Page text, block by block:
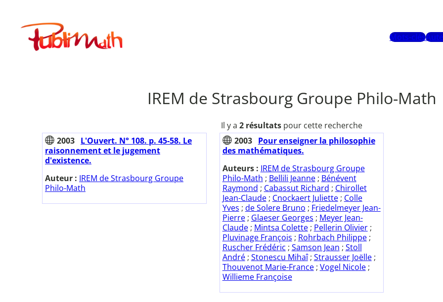
contenuPublimath
Mots-clés
IREM de Strasbourg Groupe Philo-Math
Il y a 2 résultats pour cette recherche
2003 L'Ouvert. N° 108. p. 45-58. Le
raisonnement et le jugement
d'existence.
Auteur : IREM de Strasbourg Groupe
Philo-Math
2003
Pour enseigner la philosophie
des mathématiques.
Auteurs : IREM de Strasbourg Groupe
Philo-Math ; Bellili Jeanne; Bénévent
Raymond ; Cabassut Richard ; Chirollet
Jean-Claude; Cnockaert Juliette; Colle
Yves ; de Solere Bruno ; Friedelmeyer Jean-
Pierre; Glaeser Georges ; Meyer Jean-
Claude; Mintsa Colette; Pellerin Olivier;
Pluvinage François ; Rohrbach Philippe;
Ruscher Frédéric ; Samson Jean ; Stoll
André; Stonescu Mihaî; Strausser Joëlle;
Thouvenot Marie-France; Vogel Nicole;
Willieme Françoise